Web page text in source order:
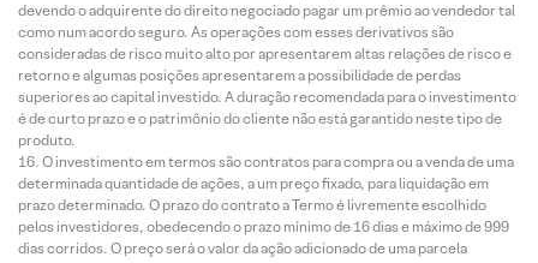
devendo o adquirente do direito negociado pagar um prêmio ao vendedor tal
como num acordo seguro. As operações com esses derivativos são
consideradas de risco muito alto por apresentarem altas relações de risco e
retorno e algumas posições apresentarem a possibilidade de perdas
superiores ao capital investido. A duração recomendada para o investimento
é de curto prazo e o patrimônio do cliente não está garantido neste tipo de
produto.
O investimento em termos são contratos para compra ou a venda de uma
determinada quantidade de ações, a um preço fixado, para liquidação em
prazo determinado. O prazo do contrato a Termo é livremente escolhido
pelos investidores, obedecendo o prazo mínimo de 16 dias e máximo de 999
dias corridos. O preço será o valor da ação adicionado de uma parcela